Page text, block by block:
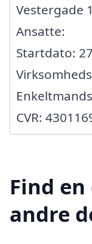
Vestergade
Ansatte:
Startdato:
CVR:
Find
andre